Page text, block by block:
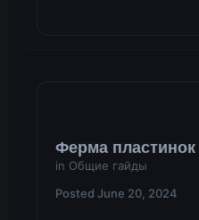
Ферма пластинок
in Общие гайды
Posted June 20, 2024